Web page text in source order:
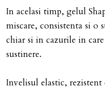
In acelasi timp, gelul
miscare, consistenta si o
chiar si in cazurile in
sustinere.
Invelisul elastic,